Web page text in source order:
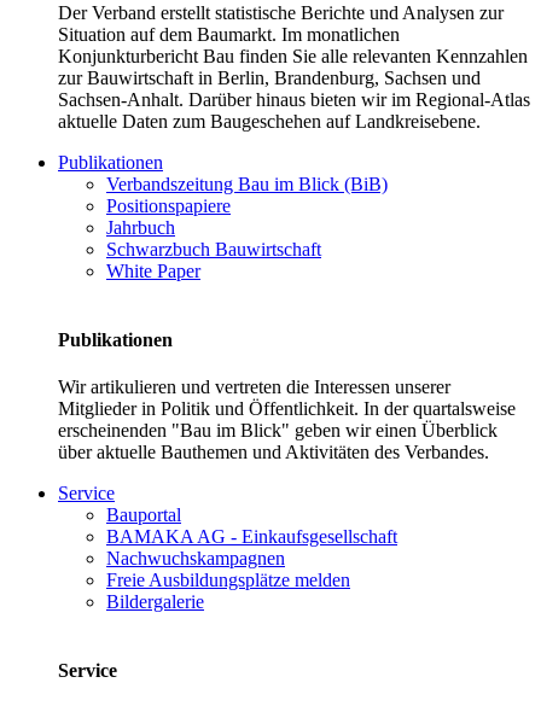
Der Verband erstellt statistische Berichte und Analysen zur
Situation auf dem Baumarkt. Im monatlichen
Konjunkturbericht Bau finden Sie alle relevanten Kennzahlen
zur Bauwirtschaft in Berlin, Brandenburg, Sachsen und
Sachsen-Anhalt. Darüber hinaus bieten wir im Regional-Atlas
aktuelle Daten zum Baugeschehen auf Landkreisebene.
Publikationen
Verbandszeitung Bau im Blick (BiB)
Positionspapiere
Jahrbuch
Schwarzbuch Bauwirtschaft
White Paper
Publikationen
Wir artikulieren und vertreten die Interessen unserer
Mitglieder in Politik und Öffentlichkeit. In der quartalsweise
erscheinenden "Bau im Blick" geben wir einen Überblick
über aktuelle Bauthemen und Aktivitäten des Verbandes.
Service
Bauportal
BAMAKA AG - Einkaufsgesellschaft
Nachwuchskampagnen
Freie Ausbildungsplätze melden
Bildergalerie
Service